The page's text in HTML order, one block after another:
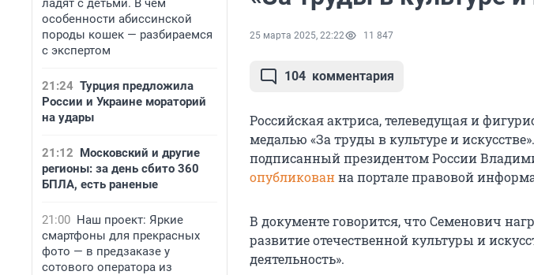
ладят с детьми. В чём
особенности абиссинской
породы кошек — разбираемся
с экспертом
21:24 Турция предложила
России и Украине мораторий
на удары
21:12 Московский и другие
регионы: за день сбито 360
БПЛА, есть раненые
21:00 Наш проект: Яркие
смартфоны для прекрасных
фото — в предзаказе у
сотового оператора из
25 марта 2025, 22:22 11 847
104 комментария
Российская актриса, телеведущая и
медалью «За труды в культуре и
подписанный президентом России
опубликованна портале правовой
В документе говорится, что Семенович
развитие отечественной культуры и
деятельность».